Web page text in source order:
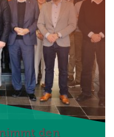
den